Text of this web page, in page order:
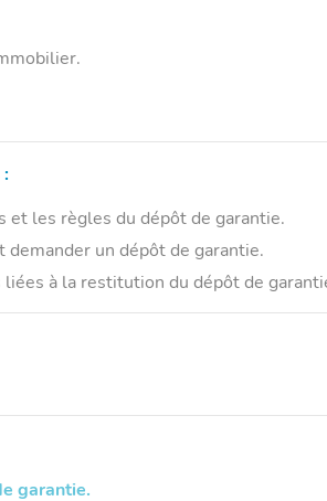
et les règles du dépôt de garantie.
demander un dépôt de garantie.
à la restitution du dépôt de
garantie.